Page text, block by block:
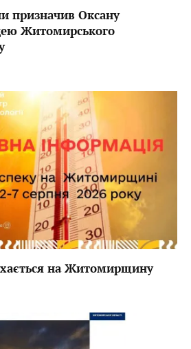
призначив Оксану
Житомирського
на Житомирщину